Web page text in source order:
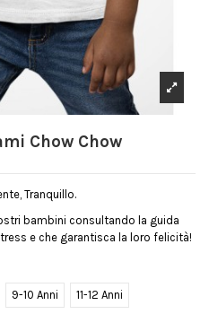
Chow Chow
Tranquillo.
bambini consultando la guida
e che garantisca la loro felicità!
9-10 Anni 11-12 Anni